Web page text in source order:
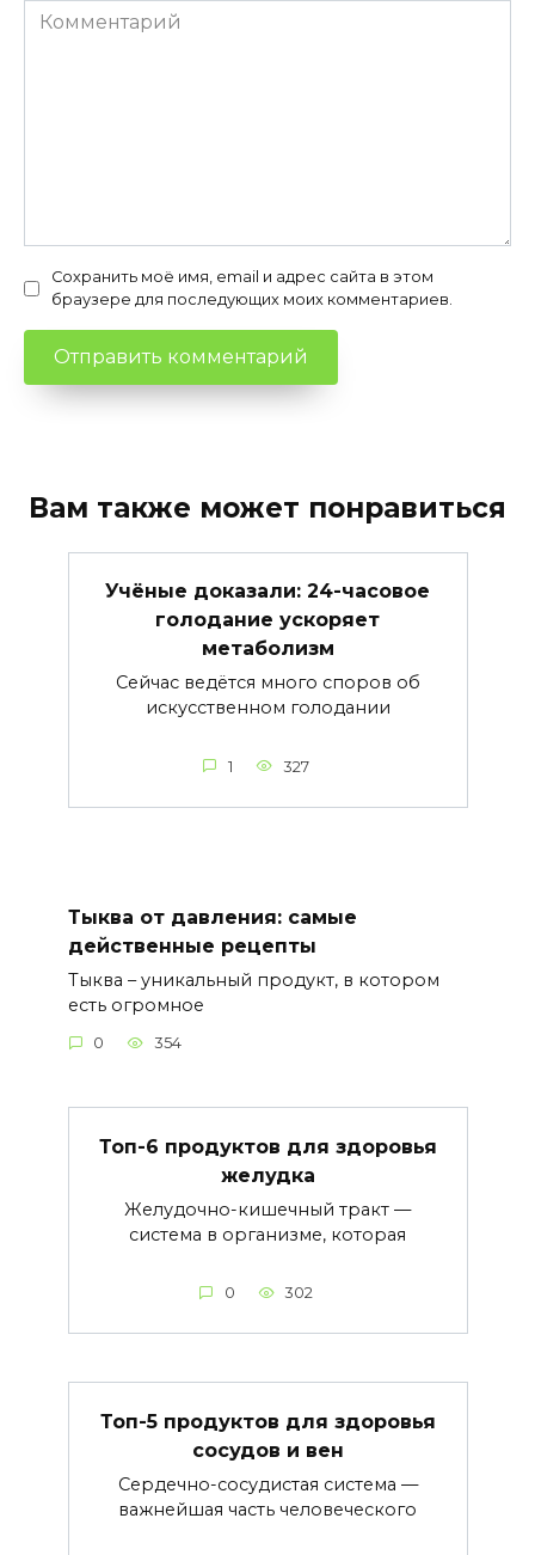
Комментарий
Сохранить моё имя, email и адрес сайта в этом
браузере для последующих моих комментариев.
Вам также может понравиться
Учёные доказали: 24-часовое
голодание ускоряет
метаболизм
Сейчас ведётся много споров об
искусственном голодании
1 327
Тыква от давления: самые
действенные рецепты
Тыква – уникальный продукт, в котором
есть огромное
0 354
Топ-6 продуктов для здоровья
желудка
Желудочно-кишечный тракт —
система в организме, которая
0 302
Топ-5 продуктов для здоровья
сосудов и вен
Сердечно-сосудистая система —
важнейшая часть человеческого